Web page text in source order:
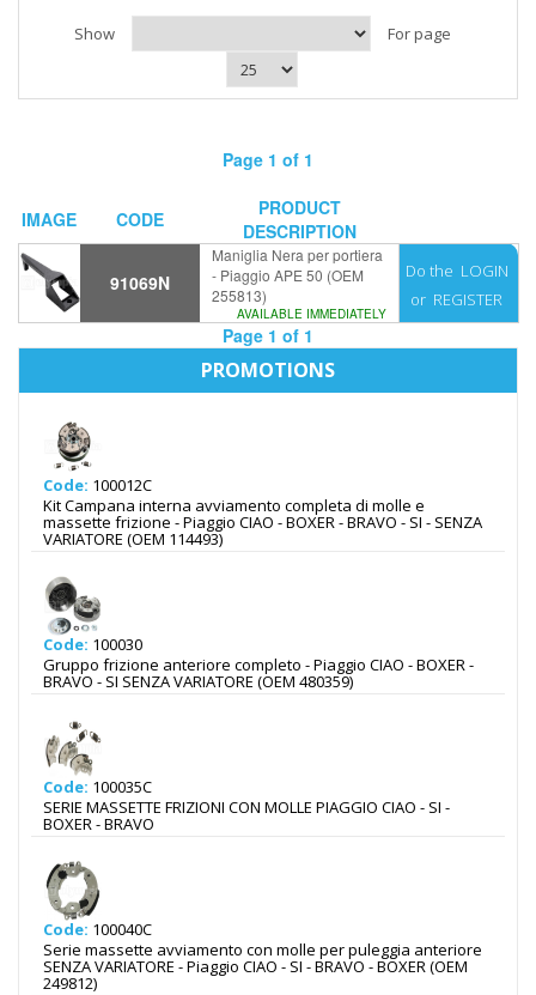
Show For page
Page 1 of 1
IMAGE CODE
PRODUCT
DESCRIPTION
91069N
Maniglia Nera per portiera
- Piaggio APE 50 (OEM
255813)
AVAILABLE IMMEDIATELY
Do the LOGIN
or REGISTER
Page 1 of 1
PROMOTIONS
Code: 100012C
Kit Campana interna avviamento completa di molle e
massette frizione - Piaggio CIAO - BOXER - BRAVO - SI - SENZA
VARIATORE (OEM 114493)
Code: 100030
Gruppo frizione anteriore completo - Piaggio CIAO - BOXER -
BRAVO - SI SENZA VARIATORE (OEM 480359)
Code: 100035C
SERIE MASSETTE FRIZIONI CON MOLLE PIAGGIO CIAO - SI -
BOXER - BRAVO
Code: 100040C
Serie massette avviamento con molle per puleggia anteriore
SENZA VARIATORE - Piaggio CIAO - SI - BRAVO - BOXER (OEM
249812)